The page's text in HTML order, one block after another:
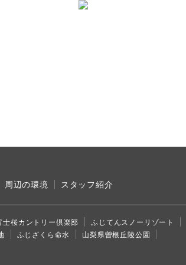
周辺の環境 スタッフ紹介
士桜カントリー倶楽部 ふじてんスノーリゾート
ふじざくら命水 山梨県曽根丘陵公園